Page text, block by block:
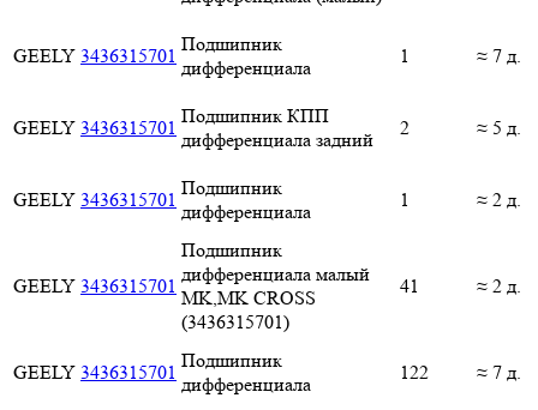
GEELY 3436315701
Подшипник
дифференциала
1 ≈ 7 д.
GEELY 3436315701
Подшипник КПП
дифференциала задний
2 ≈ 5 д.
GEELY 3436315701
Подшипник
дифференциала
1 ≈ 2 д.
GEELY 3436315701
Подшипник
дифференциала малый
MK,MK CROSS
(3436315701)
41 ≈ 2 д.
GEELY 3436315701
Подшипник
дифференциала
122 ≈ 7 д.